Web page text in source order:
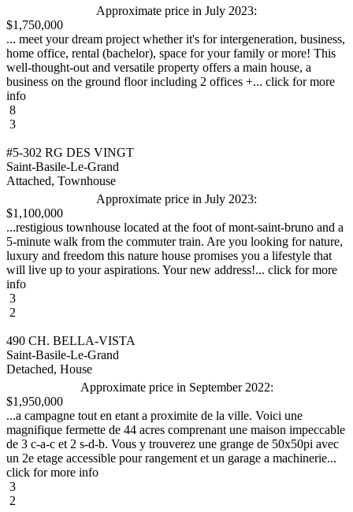
Approximate price in July 2023:
$1,750,000
... meet your dream project whether it's for intergeneration, business,
home office, rental (bachelor), space for your family or more! This
well-thought-out and versatile property offers a main house, a
business on the ground floor including 2 offices +... click for more
info
8
3
#5-302 RG DES VINGT
Saint-Basile-Le-Grand
Attached, Townhouse
Approximate price in July 2023:
$1,100,000
...restigious townhouse located at the foot of mont-saint-bruno and a
5-minute walk from the commuter train. Are you looking for nature,
luxury and freedom this nature house promises you a lifestyle that
will live up to your aspirations. Your new address!... click for more
info
3
2
490 CH. BELLA-VISTA
Saint-Basile-Le-Grand
Detached, House
Approximate price in September 2022:
$1,950,000
...a campagne tout en etant a proximite de la ville. Voici une
magnifique fermette de 44 acres comprenant une maison impeccable
de 3 c-a-c et 2 s-d-b. Vous y trouverez une grange de 50x50pi avec
un 2e etage accessible pour rangement et un garage a machinerie...
click for more info
3
2